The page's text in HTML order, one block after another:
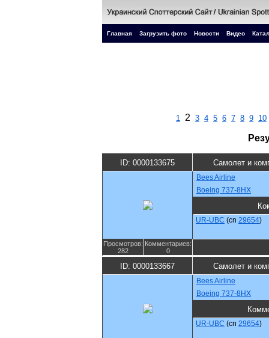
Главная Загрузить фото Новости Видео
1 2 3 4 5 6 7 8 9 10
ID: 0000133675 Самолет и
Bees Airline
Boeing 737-8HX
UR-UBC (cn 29654)
Просмотров:
282
Комментариев:
0
ID: 0000133667 Самолет и
Bees Airline
Boeing 737-8HX
UR-UBC (cn 29654)